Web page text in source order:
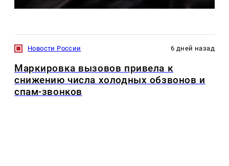
Новости России 6 дней назад
Маркировка вызовов привела к
снижению числа холодных обзвонов и
спам-звонков